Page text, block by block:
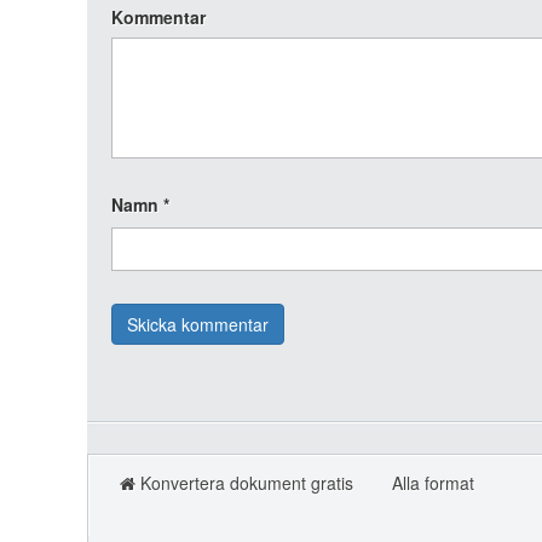
Kommentar
Namn *
Konvertera dokument gratis
Alla format